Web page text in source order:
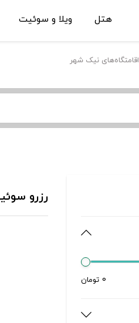
هتل ویلا و سوئیت
اقامتگاه‌های نیک شهر
0 تومان
رزرو